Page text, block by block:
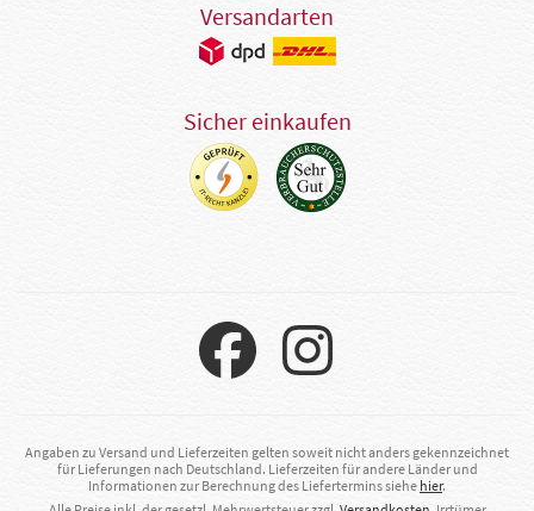
Versandarten
Sicher einkaufen
Angaben zu Versand und Lieferzeiten gelten soweit nicht anders gekennzeichnet
für Lieferungen nach Deutschland. Lieferzeiten für andere Länder und
Informationen zur Berechnung des Liefertermins siehe hier.